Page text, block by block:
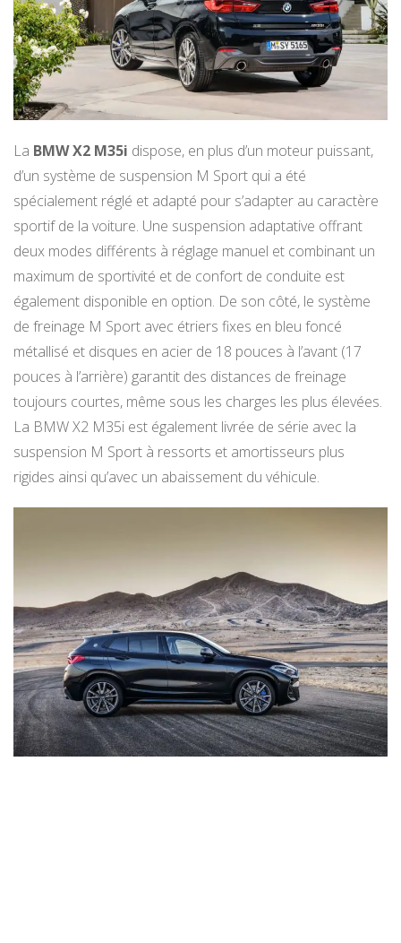
La BMW X2 M35i dispose, en plus d’un moteur puissant,
d’un système de suspension M Sport qui a été
spécialement réglé et adapté pour s’adapter au caractère
sportif de la voiture. Une suspension adaptative offrant
deux modes différents à réglage manuel et combinant un
maximum de sportivité et de confort de conduite est
également disponible en option. De son côté, le système
de freinage M Sport avec étriers fixes en bleu foncé
métallisé et disques en acier de 18 pouces à l’avant (17
pouces à l’arrière) garantit des distances de freinage
toujours courtes, même sous les charges les plus élevées.
La BMW X2 M35i est également livrée de série avec la
suspension M Sport à ressorts et amortisseurs plus
rigides ainsi qu’avec un abaissement du véhicule.